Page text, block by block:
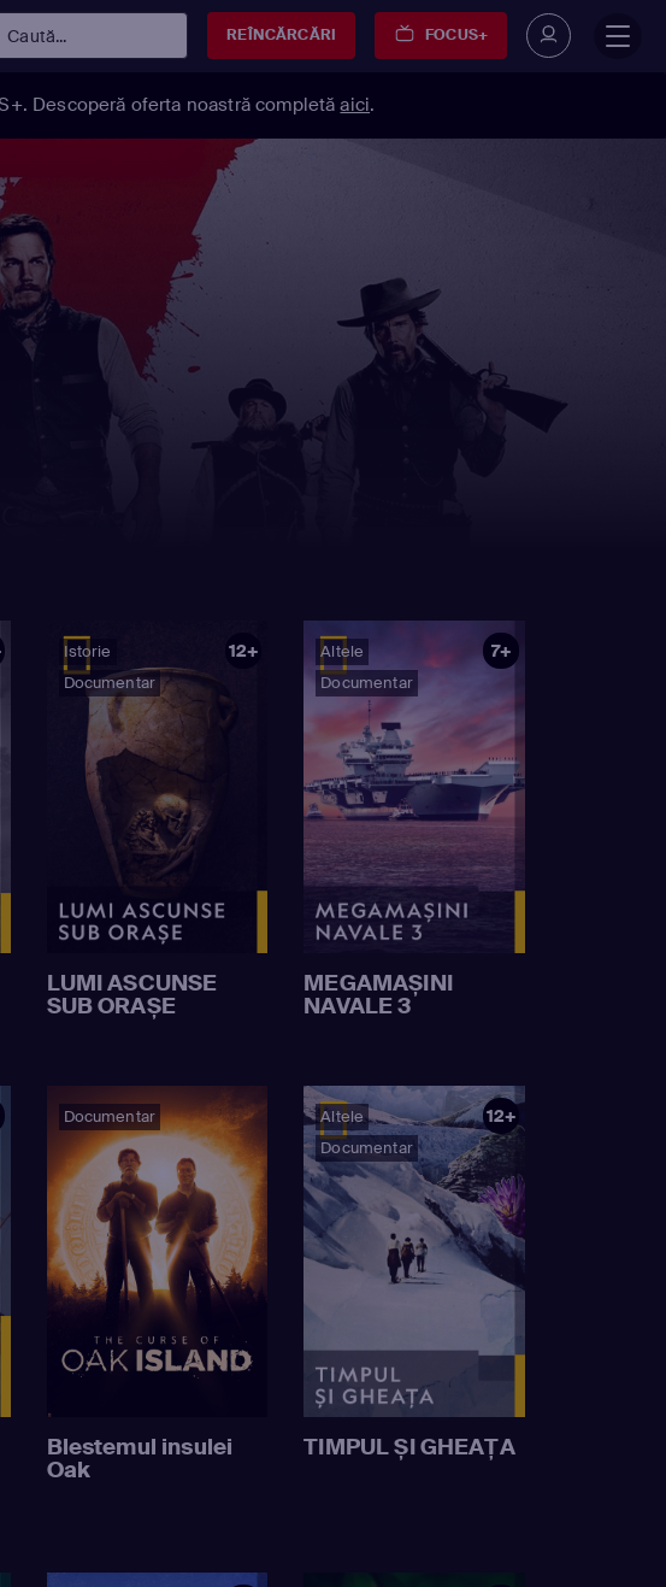
Caută... REÎNCĂRCĂRI FOCUS+
Descoperă oferta noastră completăaici.
Istorie
Documentar
12+
LUMI ASCUNSE
SUB ORAȘE
Altele
Documentar
7+
MEGAMAȘINI
NAVALE 3
Documentar
Blestemul insulei
Oak
Altele
Documentar
12+
TIMPUL ȘI GHEAȚA